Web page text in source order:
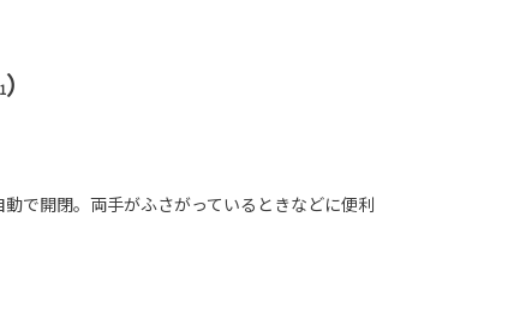
）
で開閉。両手がふさがっているときなどに便利